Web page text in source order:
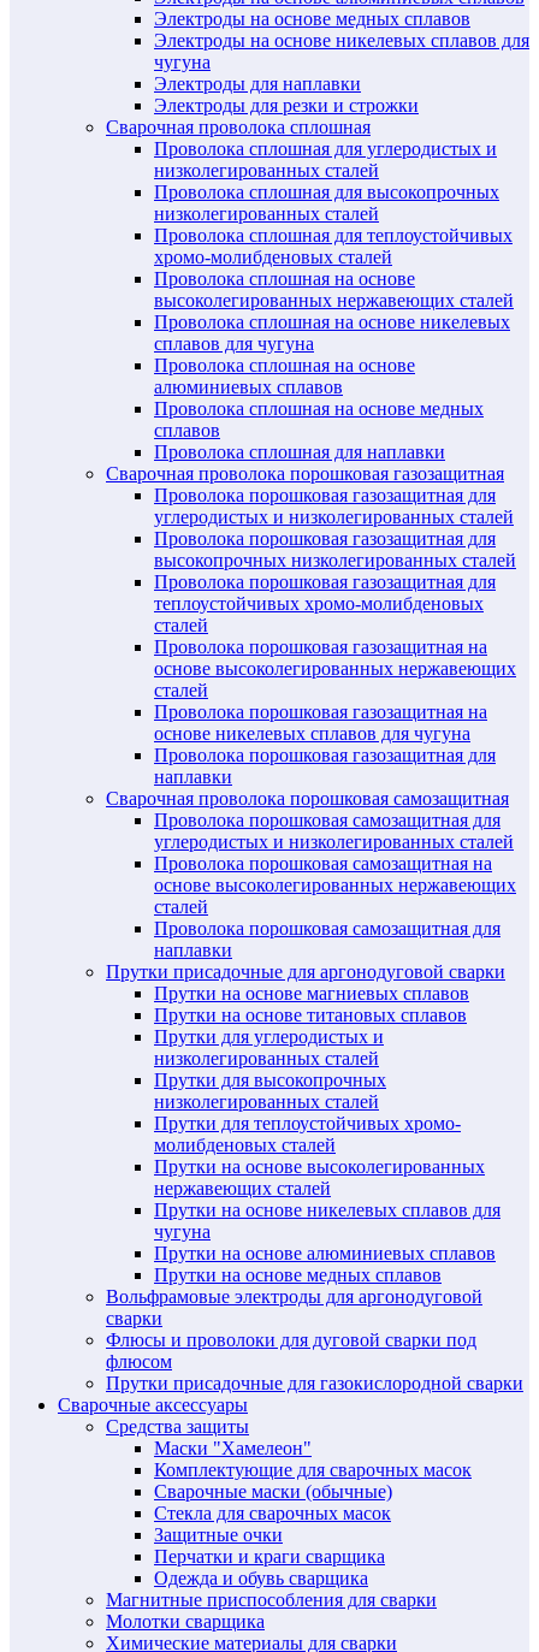
Электроды на основе медных сплавов
Электроды на основе никелевых сплавов для
чугуна
Электроды для наплавки
Электроды для резки и строжки
Сварочная проволока сплошная
Проволока сплошная для углеродистых и
низколегированных сталей
Проволока сплошная для высокопрочных
низколегированных сталей
Проволока сплошная для теплоустойчивых
хромо-молибденовых сталей
Проволока сплошная на основе
высоколегированных нержавеющих сталей
Проволока сплошная на основе никелевых
сплавов для чугуна
Проволока сплошная на основе
алюминиевых сплавов
Проволока сплошная на основе медных
сплавов
Проволока сплошная для наплавки
Сварочная проволока порошковая газозащитная
Проволока порошковая газозащитная для
углеродистых и низколегированных сталей
Проволока порошковая газозащитная для
высокопрочных низколегированных сталей
Проволока порошковая газозащитная для
теплоустойчивых хромо-молибденовых
сталей
Проволока порошковая газозащитная на
основе высоколегированных нержавеющих
сталей
Проволока порошковая газозащитная на
основе никелевых сплавов для чугуна
Проволока порошковая газозащитная для
наплавки
Сварочная проволока порошковая самозащитная
Проволока порошковая самозащитная для
углеродистых и низколегированных сталей
Проволока порошковая самозащитная на
основе высоколегированных нержавеющих
сталей
Проволока порошковая самозащитная для
наплавки
Прутки присадочные для аргонодуговой сварки
Прутки на основе магниевых сплавов
Прутки на основе титановых сплавов
Прутки для углеродистых и
низколегированных сталей
Прутки для высокопрочных
низколегированных сталей
Прутки для теплоустойчивых хромо-
молибденовых сталей
Прутки на основе высоколегированных
нержавеющих сталей
Прутки на основе никелевых сплавов для
чугуна
Прутки на основе алюминиевых сплавов
Прутки на основе медных сплавов
Вольфрамовые электроды для аргонодуговой
сварки
Флюсы и проволоки для дуговой сварки под
флюсом
Прутки присадочные для газокислородной сварки
Сварочные аксессуары
Средства защиты
Маски "Хамелеон"
Комплектующие для сварочных масок
Сварочные маски (обычные)
Стекла для сварочных масок
Защитные очки
Перчатки и краги сварщика
Одежда и обувь сварщика
Магнитные приспособления для сварки
Молотки сварщика
Химические материалы для сварки